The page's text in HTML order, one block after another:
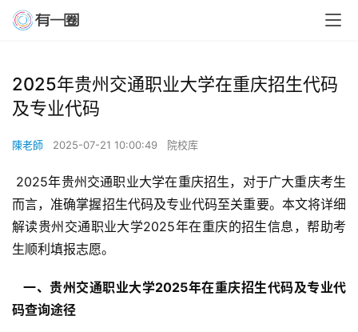
2025年贵州交通职业大学在重庆招生代码
及专业代码
陳老師 2025-07-21 10:00:49 院校库
而言，准确掌握招生代码及专业代码至关重要。本文将详细
解读贵州交通职业大学2025年在重庆的招生信息，帮助考
生顺利填报志愿。
  一、贵州交通职业大学2025年在重庆招生代码及专业代
码查询途径